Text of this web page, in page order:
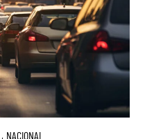
, NACIONAL